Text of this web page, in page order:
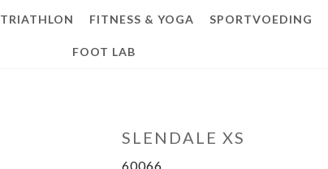
TRIATHLON FITNESS & YOGA SPORTVOEDING
FOOT LAB
SLENDALE XS
60066